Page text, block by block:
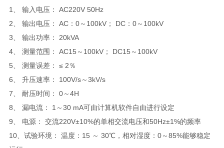
1、 输入电压： AC220V 50Hz
2、 输出电压： AC：0～100kV； DC：0～100kV
3、 输出功率： 20kVA
4、 测量范围： AC15～100kV； DC15～100kV
5、 测量误差： ≤ 2％
6、 升压速率： 100V/s～3kV/s
7、 耐压时间： 0～4H
8、 漏电流： 1～30 mA可由计算机软件自由进行设定
9、 电源： 交流220V±10%的单相交流电压和50Hz±1%的频率
10、试验环境： 温度：15 ～ 30℃，相对湿度：0～85%能够稳定